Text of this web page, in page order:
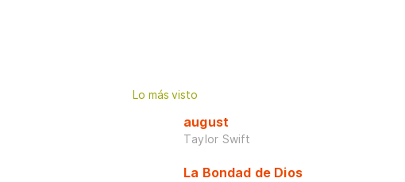
Lo más visto
august
Taylor Swift
La Bondad de Dios